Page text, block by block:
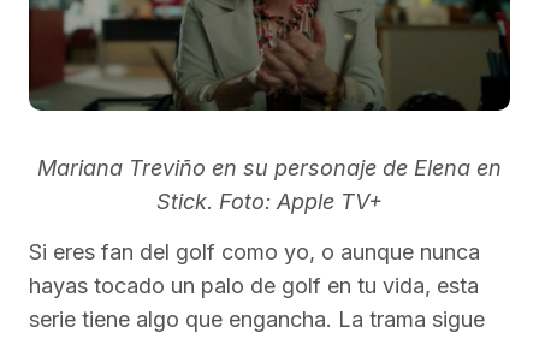
Mariana Treviño en su personaje de Elena en
Stick. Foto: Apple TV+
Si eres fan del golf como yo, o aunque nunca
hayas tocado un palo de golf en tu vida, esta
serie tiene algo que engancha. La trama sigue